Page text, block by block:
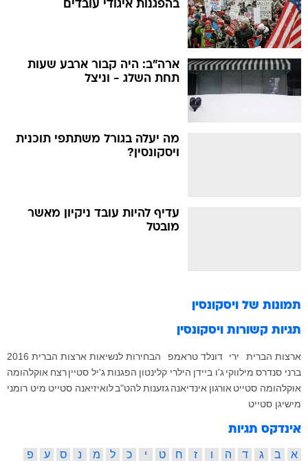
בהפגנות איגודי עובדים
ארה"ב: היה קבור ארבע שעות
תחת השלג - וניצל
מה יעלה בגורל משתתפי תוכנית
ויסקונסין?
עדיף להיות עובד ניקיון מאשר
מובטל
תמונות של ויסקונסין
תגיות קשורות ויסקונסין
ארצות הברית ירי דונלד טראמפ
הבחירות לנשיאות ארצות הברית 2016
ברני סנדרס מילווקי ג'ו ביידן הילרי קלינטון הפגנותג'יל סטיין רצח אוקלהומה
אוקלהומה סטייט אורגון אינדיאנה גזענותלהט"ב לואיזיאנה סטייט מיט רומני
מישיגן סטייט
אינדקס תגיות
א ב ג ד ה ו ז ח ט י כ ל מ נ ס ע
פ